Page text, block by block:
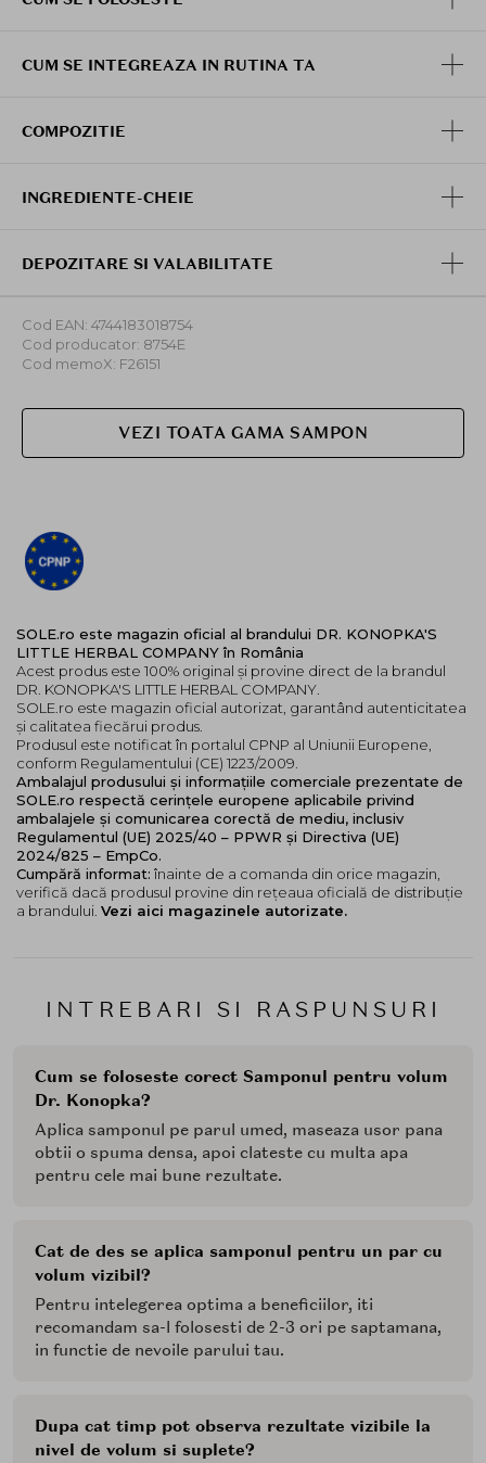
INTREBARI SI RASPUNSURI
Cum se foloseste corect Samponul pentru volum
Dr. Konopka?
Aplica samponul pe parul umed, maseaza usor pana
obtii o spuma densa, apoi clateste cu multa apa
pentru cele mai bune rezultate.
Cat de des se aplica samponul pentru un par cu
volum vizibil?
Pentru intelegerea optima a beneficiilor, iti
recomandam sa-l folosesti de 2-3 ori pe saptamana,
in functie de nevoile parului tau.
Dupa cat timp pot observa rezultate vizibile la
nivel de volum si suplete?
CUM SE INTEGREAZA IN RUTINA TA
COMPOZITIE
INGREDIENTE-CHEIE
DEPOZITARE SI VALABILITATE
Cod EAN: 4744183018754
Cod producator: 8754E
Cod memoX: F26151
VEZI TOATA GAMA SAMPON
SOLE.ro este magazin oficial al brandului DR. KONOPKA'S
LITTLE HERBAL COMPANY în România
Acest produs este 100% original și provine direct de la brandul
DR. KONOPKA'S LITTLE HERBAL COMPANY.
SOLE.ro este magazin oficial autorizat, garantând autenticitatea
și calitatea fiecărui produs.
Produsul este notificat în portalul CPNP al Uniunii Europene,
conform Regulamentului (CE) 1223/2009.
Ambalajul produsului și informațiile comerciale prezentate de
SOLE.ro respectă cerințele europene aplicabile privind
ambalajele și comunicarea corectă de mediu, inclusiv
Regulamentul (UE) 2025/40 – PPWR și Directiva (UE)
2024/825 – EmpCo.
Cumpără informat: înainte de a comanda din orice magazin,
verifică dacă produsul provine din rețeaua oficială de distribuție
a brandului. Vezi aici magazinele autorizate.